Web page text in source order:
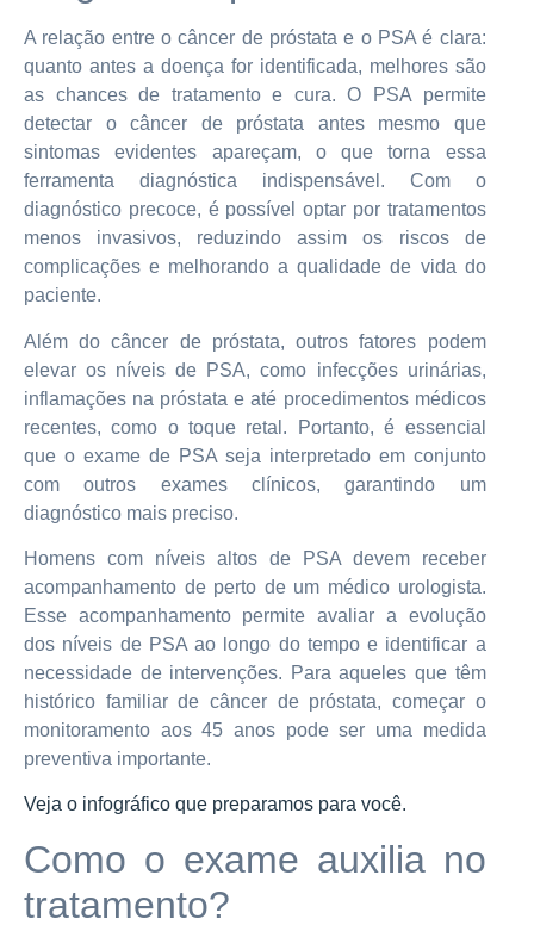
A relação entre o câncer de próstata e o PSA é clara:
quanto antes a doença for identificada, melhores são
as chances de tratamento e cura. O PSA permite
detectar o câncer de próstata antes mesmo que
sintomas evidentes apareçam, o que torna essa
ferramenta diagnóstica indispensável. Com o
diagnóstico precoce, é possível optar por tratamentos
menos invasivos, reduzindo assim os riscos de
complicações e melhorando a qualidade de vida do
paciente.
Além do câncer de próstata, outros fatores podem
elevar os níveis de PSA, como infecções urinárias,
inflamações na próstata e até procedimentos médicos
recentes, como o toque retal. Portanto, é essencial
que o exame de PSA seja interpretado em conjunto
com outros exames clínicos, garantindo um
diagnóstico mais preciso.
Homens com níveis altos de PSA devem receber
acompanhamento de perto de um médico urologista.
Esse acompanhamento permite avaliar a evolução
dos níveis de PSA ao longo do tempo e identificar a
necessidade de intervenções. Para aqueles que têm
histórico familiar de câncer de próstata, começar o
monitoramento aos 45 anos pode ser uma medida
preventiva importante.
Veja o infográfico que preparamos para você.
Como o exame auxilia no
tratamento?